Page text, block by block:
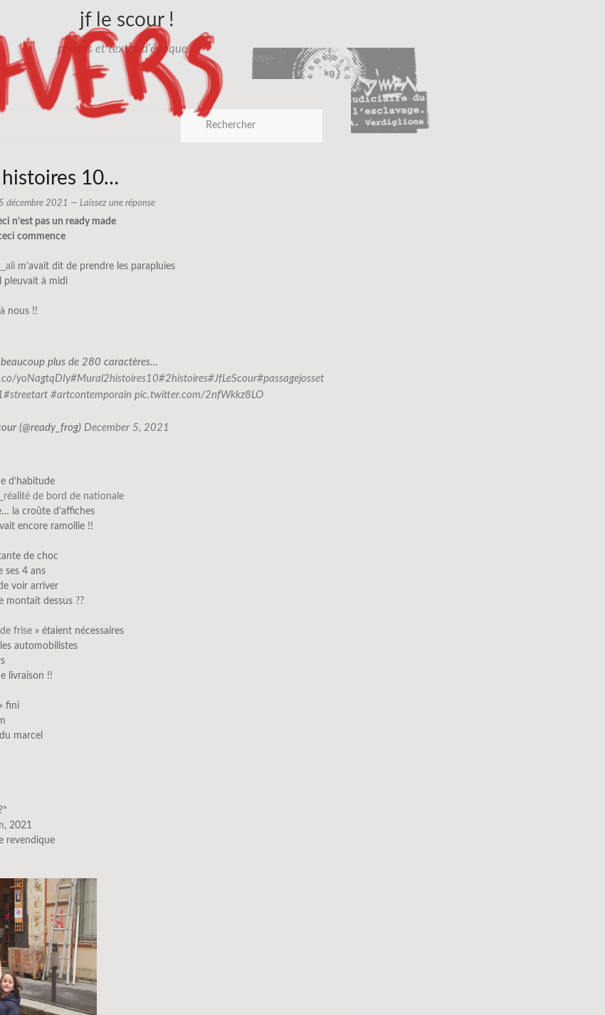
jf le scour !
photos et textes d'époque…
10…
5 décembre 2021 — Laissez une réponse
n’est pas un ready made
commence
__alim’avait dit de prendre les parapluies
pleuvait à midi
nous !!
plus de 280 caractères…
yoNagtqDIy#Mural2histoires10#2histoires#JfLeScour#passagejosset
#streetart #artcontemporain pic.twitter.com/2nfWkkz8LO
(@ready_frog) December 5, 2021
d’habitude
__réalité de bord de nationale
la croûte d’affiches
encore ramollie !!
de choc
ses 4 ans
voir arriver
montait dessus ??
de frise » étaient nécessaires
automobilistes
livraison !!
fini
marcel
, 2021
revendique